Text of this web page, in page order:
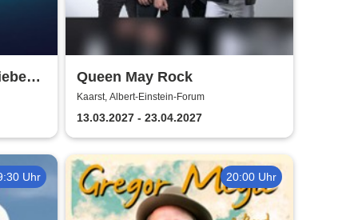
Queen May Rock
Kaarst, Albert-Einstein-Forum
13.03.2027 - 23.04.2027
Uhr 20:00 Uhr